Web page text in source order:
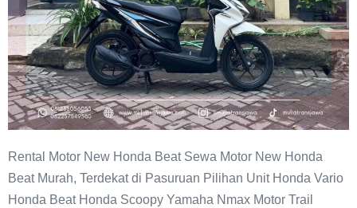
Rental Motor New Honda Beat Sewa Motor New Honda
Beat Murah, Terdekat di Pasuruan Pilihan Unit Honda Vario
Honda Beat Honda Scoopy Yamaha Nmax Motor Trail